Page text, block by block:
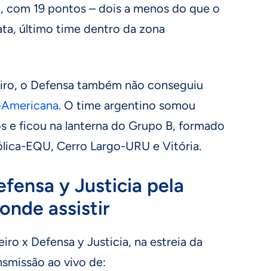
com 19 pontos – dois a menos do que o
último time dentro da zona
o Defensa também não conseguiu
. O time argentino somou
e ficou na lanterna do Grupo B, formado
EQU, Cerro Largo-URU e Vitória.
y Justicia pela
assistir
x Defensa y Justicia, na estreia da
ao vivo de: